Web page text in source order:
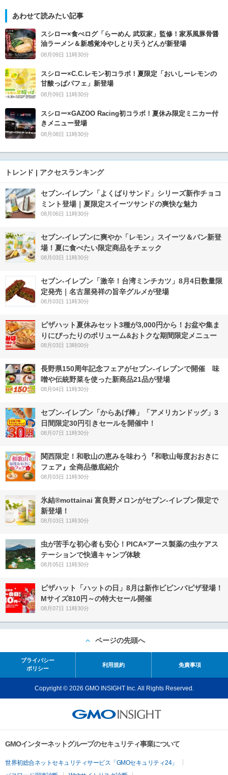
あわせて読みたい記事
スシロー×食べログ「らーめん 武双家」監修！家系風豚骨醤
油ラーメン＆新感覚冷やしとり天うどんが新登場
08月09日 11時30分
スシロー×C.C.レモン初コラボ！夏限定「おいしーレモンの
甘酸っぱパフェ」新登場
08月09日 11時30分
スシロー×GAZOO Racing初コラボ！夏休み限定ミニカー付
きメニュー登場
08月08日 11時30分
トレンド | アクセスランキング
セブン‐イレブン「よくばりサンド」シリーズ新作チョコ
ミント登場｜夏限定スイーツサンドの爽快な魅力
08月06日 11時30分
セブン‐イレブンに爽やか「レモン」スイーツ＆パン新登
場！夏に食べたい限定商品をチェック
08月03日 11時30分
セブン-イレブン「激辛！台湾ミンチカツ」8月4日数量限
定発売｜名古屋発祥の旨辛グルメが登場
08月03日 11時30分
ピザハット夏休みセット3種が3,000円から！お盆や集ま
りにぴったりのボリューム&おトクな期間限定メニュー
08月03日 13時00分
長野県150周年記念フェアがセブン-イレブンで開催 味
噌や伝統野菜を使った新商品21品が登場
08月04日 11時30分
セブン‐イレブン「からあげ棒」「アメリカンドッグ」3
日間限定30円引きセールを開催中！
08月07日 11時30分
関西限定！和歌山の恵みを味わう『和歌山毎度おおきに
フェア』全商品徹底紹介
08月03日 11時30分
氷結®mottainai 富良野メロンがセブン‐イレブン限定で
新登場！
08月03日 11時30分
虫が苦手な初心者も安心！PICA×アース製薬の虫ケアス
テーションで快適キャンプ体験
08月05日 11時30分
ピザハット「ハットの日」8月は新作ビビンバピザ登場！
Mサイズ810円～の特大セール開催
08月07日 11時30分
ページの先頭へ
プライバシー
ポリシー
利用規約 免責事項
Copyright © 2026 GMO INSIGHT Inc. All Rights Reserved.
GMOインターネットグループのセキュリティ事業について
世界初総合ネットセキュリティサービス「GMOセキュリティ24」